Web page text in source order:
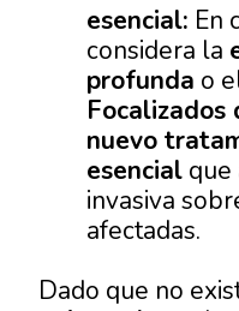
esencial: En
considera la
profunda o
nuevo
esencial que
invasiva
afectadas.
Dado que no